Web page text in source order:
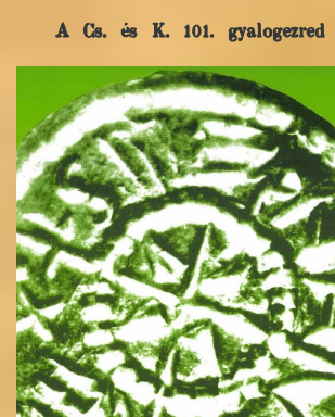
A Cs. és K. 101. gyalogezred